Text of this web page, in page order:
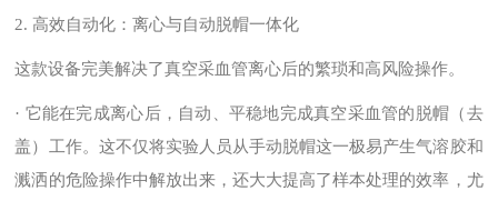
2.高效自动化：离心与自动脱帽一体化
这款设备完美解决了真空采血管离心后的繁琐和高风险操作。
· 它能在完成离心后，自动、平稳地完成真空采血管的脱帽（去
盖）工作。这不仅将实验人员从手动脱帽这一极易产生气溶胶和
溅洒的危险操作中解放出来，还大大提高了样本处理的效率，尤